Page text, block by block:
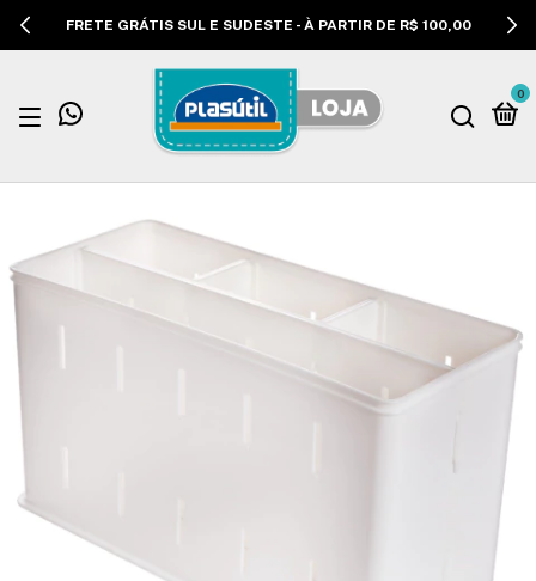
FRETE GRÁTIS SUL E SUDESTE - À PARTIR DE R$ 100,00
0